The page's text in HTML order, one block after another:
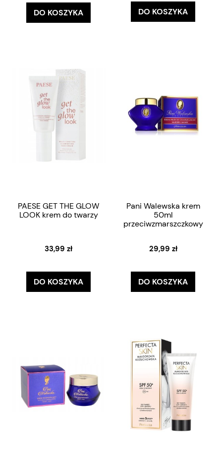
DO KOSZYKA DO KOSZYKA
PAESE GET THE GLOW
LOOK krem do twarzy
33,99 zł
DO KOSZYKA
Pani Walewska krem
50ml
przeciwzmarszczkowy
29,99 zł
DO KOSZYKA